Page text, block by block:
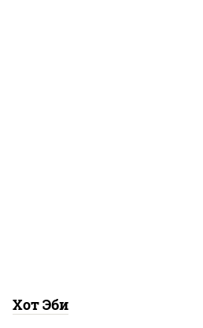
Хот Эби